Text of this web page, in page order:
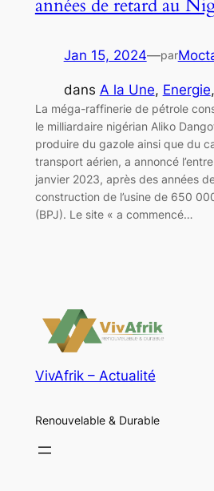
années de retard au
Jan 15, 2024—par
dans A la Une, Energie,
La méga-raffinerie de pétrole
le milliardaire nigérian Aliko
produire du gazole ainsi que du
transport aérien, a annoncé
janvier 2023, après des années
construction de l’usine de 650
(BPJ). Le site « a commencé…
VivAfrik – Actualité
Renouvelable & Durable